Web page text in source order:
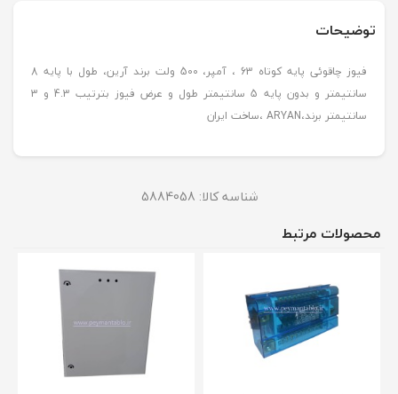
توضیحات
فیوز چاقوئی پایه کوتاه 63 ، آمپر، 500 ولت برند آرین، طول با پایه 8
سانتیمتر و بدون پایه 5 سانتیمتر طول و عرض فیوز بترتیب 4.3 و 3
سانتیمتر برند،ARYAN ،ساخت ایران
شناسه کالا: 5884058
محصولات مرتبط